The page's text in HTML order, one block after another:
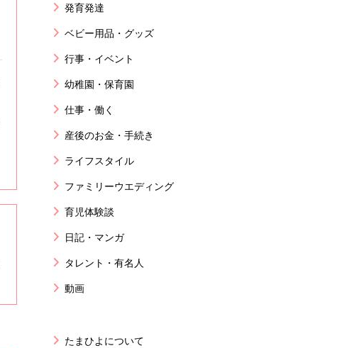
発育発達
ベビー用品・グッズ
行事・イベント
幼稚園・保育園
仕事・働く
産後のお金・手続き
ライフスタイル
ファミリーウエディング
育児体験談
日記・マンガ
タレント・有名人
動画
たまひよについて